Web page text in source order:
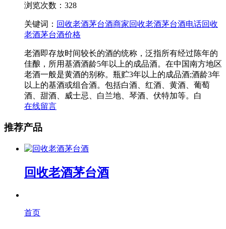
浏览次数：328
关键词： 回收老酒茅台酒商家回收老酒茅台酒电话回收
老酒茅台酒价格
老酒即存放时间较长的酒的统称，泛指所有经过陈年的
佳酿，所用基酒酒龄5年以上的成品酒。在中国南方地区
老酒一般是黄酒的别称。瓶贮3年以上的成品酒;酒龄3年
以上的基酒或组合酒。包括白酒、红酒、黄酒、葡萄
酒、甜酒、威士忌、白兰地、琴酒、伏特加等。白
在线留言
推荐产品
回收老酒茅台酒
首页